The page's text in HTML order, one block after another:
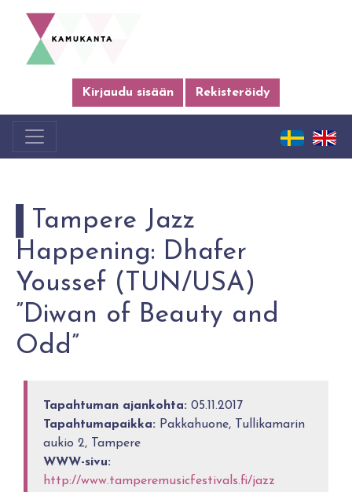
Kirjaudu sisään Rekisteröidy
Tampere Jazz
Happening: Dhafer
Youssef (TUN/USA)
”Diwan of Beauty and
Odd”
Tapahtuman ajankohta: 05.11.2017
Tapahtumapaikka: Pakkahuone, Tullikamarin
aukio 2, Tampere
WWW-sivu:
http://www.tamperemusicfestivals.fi/jazz